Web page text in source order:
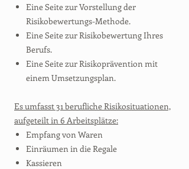
Eine Seite zur Vorstellung der
Risikobewertungs-Methode.
Eine Seite zur Risikobewertung Ihres
Berufs.
Eine Seite zur Risikoprävention mit
einem Umsetzungsplan.
Es umfasst 31 berufliche Risikosituationen,
aufgeteilt in 6 Arbeitsplätze:
Empfang von Waren
Einräumen in die Regale
Kassieren